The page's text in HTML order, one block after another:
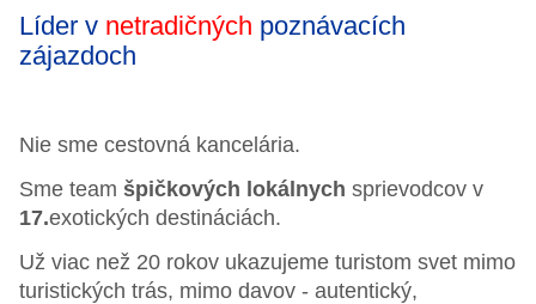
Líder v netradičných poznávacích
zájazdoch
Nie sme cestovná kancelária.
Sme teamšpičkových lokálnych sprievodcov v
17.exotických destináciách.
Už viac než 20 rokov ukazujeme turistom svet mimo
turistických trás, mimo davov - autentický,